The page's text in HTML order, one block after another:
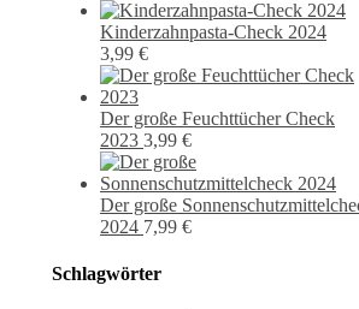
Kinderzahnpasta-Check 2024
3,99 €
Der große Feuchttücher Check
2023 3,99 €
Der große
2024 7,99 €
Schlagwörter